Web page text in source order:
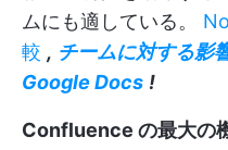
ムにも適している。
較 , チームに対する影
Google Docs !
Confluence の最大の